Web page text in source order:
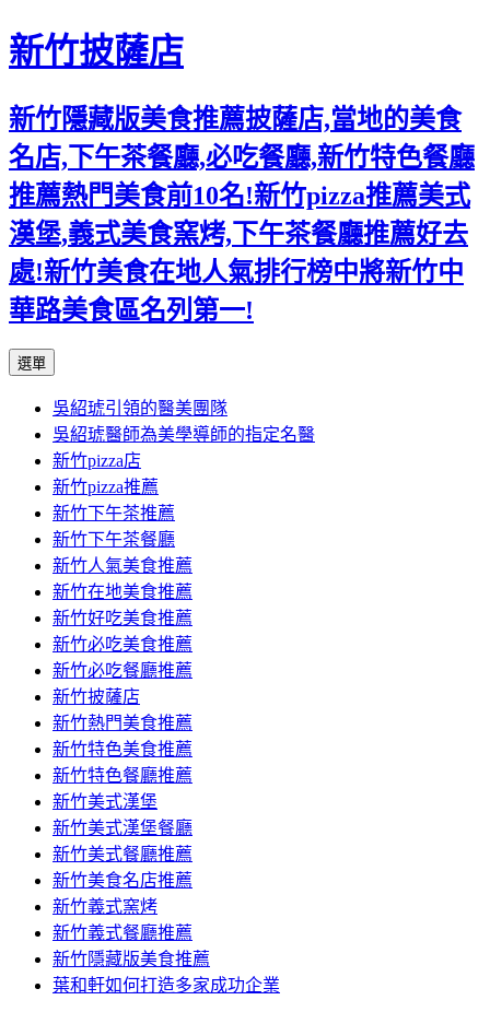
新竹披薩店
新竹隱藏版美食推薦披薩店,當地的美食
名店,下午茶餐廳,必吃餐廳,新竹特色餐廳
推薦熱門美食前10名!新竹pizza推薦美式
漢堡,義式美食窯烤,下午茶餐廳推薦好去
處!新竹美食在地人氣排行榜中將新竹中
華路美食區名列第一!
選單
主
要
內
容
吳紹琥引領的醫美團隊
吳紹琥醫師為美學導師的指定名醫
新竹pizza店
新竹pizza推薦
新竹下午茶推薦
新竹下午茶餐廳
新竹人氣美食推薦
新竹在地美食推薦
新竹好吃美食推薦
新竹必吃美食推薦
新竹必吃餐廳推薦
新竹披薩店
新竹熱門美食推薦
新竹特色美食推薦
新竹特色餐廳推薦
新竹美式漢堡
新竹美式漢堡餐廳
新竹美式餐廳推薦
新竹美食名店推薦
新竹義式窯烤
新竹義式餐廳推薦
新竹隱藏版美食推薦
葉和軒如何打造多家成功企業